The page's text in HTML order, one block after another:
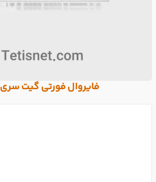
فایروال فورتی گیت سری 100